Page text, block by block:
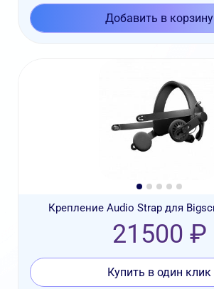
Добавить в корзину
Крепление Audio Strap для
21500 ₽
Купить в один клик